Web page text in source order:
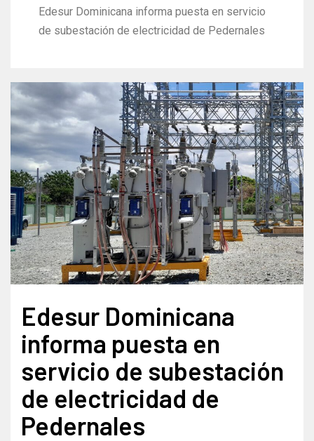
Edesur Dominicana informa puesta en servicio
de subestación de electricidad de Pedernales
Edesur Dominicana
informa puesta en
servicio de subestación
de electricidad de
Pedernales